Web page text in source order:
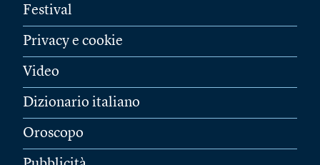
Festival
Privacy e cookie
Video
Dizionario italiano
Oroscopo